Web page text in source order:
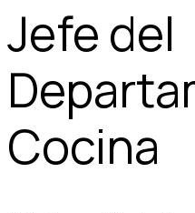
Jefe del
Cocina